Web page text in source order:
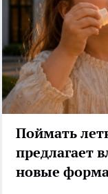
Поймать
предлагает
новые